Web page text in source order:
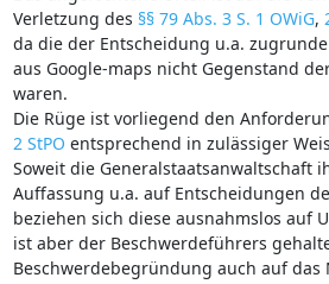
Verletzung des §§ 79 Abs. 3 S. 1 OWiG,
da die der Entscheidung u.a.
aus Google-maps nicht Gegenstand
waren.
Die Rüge ist vorliegend den
2 StPO entsprechend in zulässiger
Soweit die Generalstaatsanwaltschaft
Auffassung u.a. auf Entscheidungen
beziehen sich diese ausnahmslos auf
ist aber der Beschwerdeführers
Beschwerdebegründung auch auf